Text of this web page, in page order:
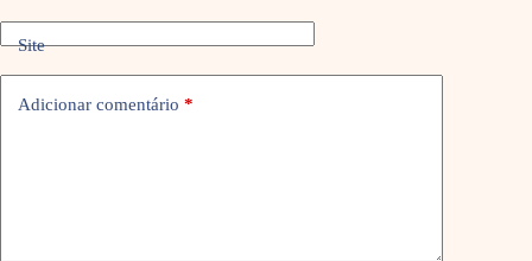
Site
Adicionar comentário *